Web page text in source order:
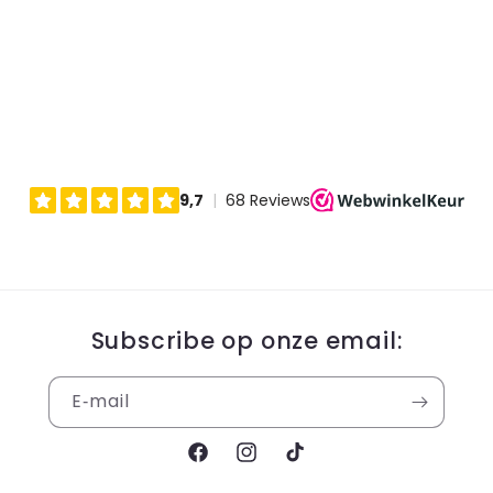
Subscribe op onze email:
E‑mail
FacebookInstagram
TikTok